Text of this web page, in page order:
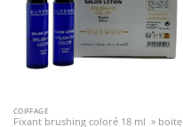
COIFFAGE
Fixant brushing coloré 18 ml » boite